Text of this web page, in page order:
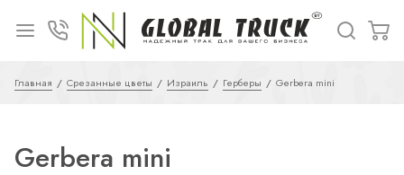
Главная Срезанные цветы Израиль Герберы Gerbera mini
Gerbera mini